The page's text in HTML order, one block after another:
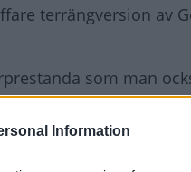
Information
terrängversion av
som man